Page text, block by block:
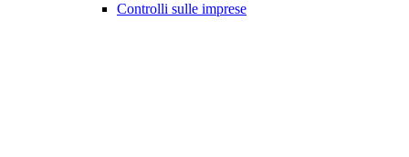
Controlli sulle imprese